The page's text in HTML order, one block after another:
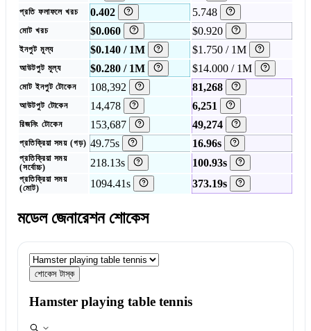
প্রতি ফলাফলে খরচ 0.402 5.748
মোট খরচ $0.060 $0.920
ইনপুট মূল্য $0.140 / 1M $1.750 / 1M
আউটপুট মূল্য $0.280 / 1M $14.000 / 1M
মোট ইনপুট টোকেন 108,392 81,268
আউটপুট টোকেন 14,478 6,251
রিজনিং টোকেন 153,687 49,274
প্রতিক্রিয়া সময় (গড়) 49.75s 16.96s
প্রতিক্রিয়া সময়
(সর্বোচ্চ)
218.13s 100.93s
প্রতিক্রিয়া সময়
(মোট)
1094.41s 373.19s
মডেল জেনারেশন শোকেস
শোকেস টাস্ক
Hamster playing table tennis